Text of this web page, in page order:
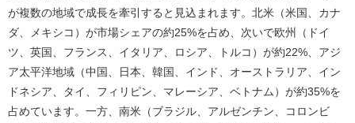
が複数の地域で成長を牽引すると見込まれます。北米（米国、カナ
ダ、メキシコ）が市場シェアの約25%を占め、次いで欧州（ドイ
ツ、英国、フランス、イタリア、ロシア、トルコ）が約22%、アジ
ア太平洋地域（中国、日本、韓国、インド、オーストラリア、イン
ドネシア、タイ、フィリピン、マレーシア、ベトナム）が約35%を
占めています。一方、南米（ブラジル、アルゼンチン、コロンビ